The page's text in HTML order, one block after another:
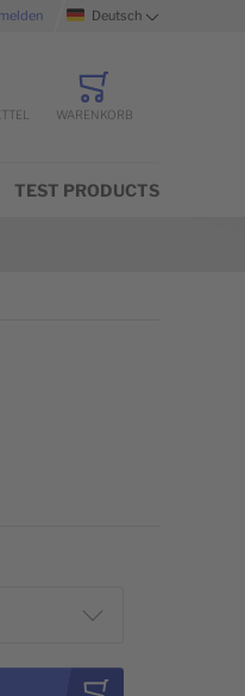
Sprache Deutsch
WARENKORB
TEST PRODUCTS